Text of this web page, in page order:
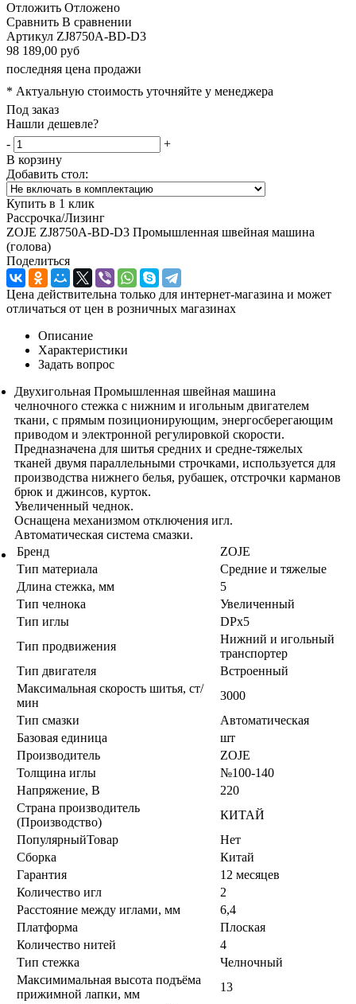
Отложить Отложено
Сравнить В сравнении
Артикул ZJ8750A-BD-D3
98 189,00 руб
последняя цена продажи
* Актуальную стоимость уточняйте у менеджера
Под заказ
Нашли дешевле?
-
+
В корзину
Добавить стол:
Купить в 1 клик
Рассрочка/Лизинг
ZOJE ZJ8750A-BD-D3 Промышленная швейная машина
(голова)
Поделиться
Цена действительна только для интернет-магазина и может
отличаться от цен в розничных магазинах
Описание
Характеристики
Задать вопрос
Двухигольная Промышленная швейная машина
челночного стежка с нижним и игольным двигателем
ткани, с прямым позиционирующим, энергосберегающим
приводом и электронной регулировкой скорости.
Предназначена для шитья средних и средне-тяжелых
тканей двумя параллельными строчками, используется для
производства нижнего белья, рубашек, отстрочки карманов
брюк и джинсов, курток.
Увеличенный чеднок.
Оснащена механизмом отключения игл.
Автоматическая система смазки.
Бренд
ZOJE
Тип материала
Средние и тяжелые
Длина стежка, мм
5
Тип челнока
Увеличенный
Тип иглы
DPx5
Тип продвижения
Нижний и игольный
транспортер
Тип двигателя
Встроенный
Максимальная скорость шитья, ст/
мин
3000
Тип смазки
Автоматическая
Базовая единица
шт
Производитель
ZOJE
Толщина иглы
№100-140
Напряжение, В
220
Страна производитель
(Производство)
КИТАЙ
ПопулярныйТовар
Нет
Сборка
Китай
Гарантия
12 месяцев
Количество игл
2
Расстояние между иглами, мм
6,4
Платформа
Плоская
Количество нитей
4
Тип стежка
Челночный
Максимимальная высота подъёма
прижимной лапки, мм
13